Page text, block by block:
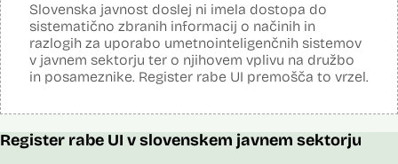
Slovenska javnost doslej ni imela dostopa do
sistematično zbranih informacij o načinih in
razlogih za uporabo umetnointeligenčnih sistemov
v javnem sektorju ter o njihovem vplivu na družbo
in posameznike. Register rabe UI premošča to vrzel.
Register rabe UI v slovenskem javnem sektorju